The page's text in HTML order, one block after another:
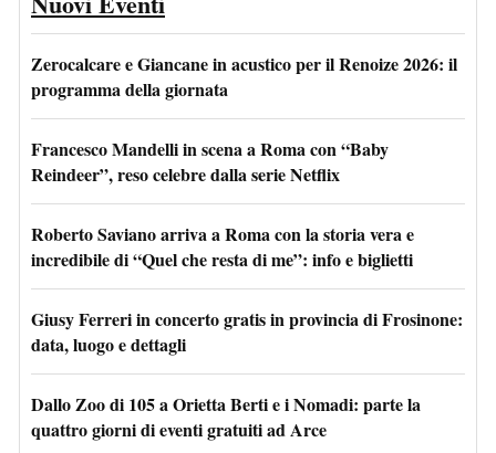
Zerocalcare e Giancane in acustico per il Renoize 2026: il
programma della giornata
Francesco Mandelli in scena a Roma con “Baby
Reindeer”, reso celebre dalla serie Netflix
Roberto Saviano arriva a Roma con la storia vera e
incredibile di “Quel che resta di me”: info e biglietti
Giusy Ferreri in concerto gratis in provincia di Frosinone:
data, luogo e dettagli
Dallo Zoo di 105 a Orietta Berti e i Nomadi: parte la
quattro giorni di eventi gratuiti ad Arce